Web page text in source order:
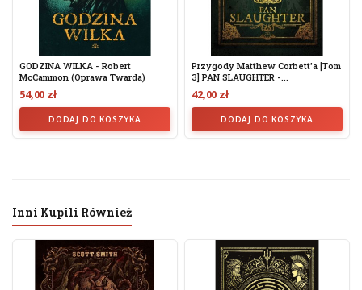
GODZINA WILKA - Robert
McCammon (oprawa Twarda)
54,00 zł
DODAJ DO KOSZYKA
Przygody Matthew Corbett'a [tom
3] PAN SLAUGHTER -...
42,00 zł
DODAJ DO KOSZYKA
Inni Kupili Również